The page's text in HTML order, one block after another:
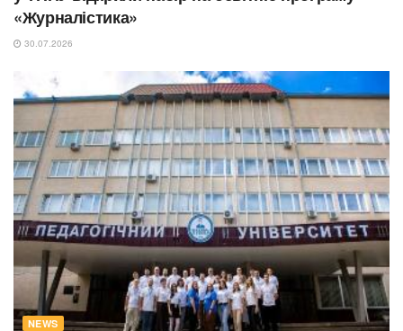
«Журналістика»
30.07.2026
NEWS